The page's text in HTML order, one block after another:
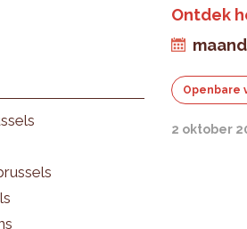
Ontdek
Openbare
2 oktober